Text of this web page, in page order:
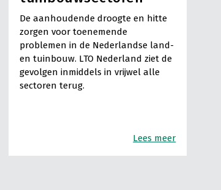
De aanhoudende droogte en hitte
zorgen voor toenemende
problemen in de Nederlandse land-
en tuinbouw. LTO Nederland ziet de
gevolgen inmiddels in vrijwel alle
sectoren terug.
Lees meer